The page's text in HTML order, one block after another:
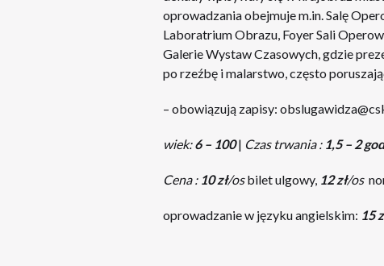
oprowadzania obejmuje m.in. Salę
Laboratrium Obrazu, Foyer Sali
Galerie Wystaw Czasowych, gdzie
po rzeźbę i malarstwo, często
– obowiązują zapisy:
wiek:6 – 100 | Czas trwania : 1,5 – 2
Cena : 10 zł/osbilet ulgowy, 12 zł/os
oprowadzanie w języku angielskim: 15